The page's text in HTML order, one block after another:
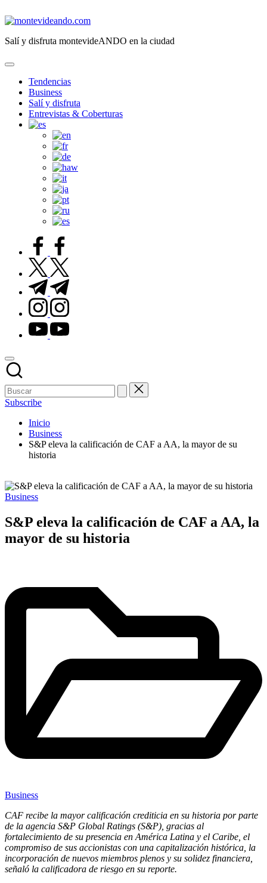
al
montevideando.com
Salí y disfruta montevideANDO en la ciudad
Tendencias
Business
Salí y disfruta
Entrevistas & Coberturas
facebook.com
twitter.com
t.me
instagram.com
youtube.com
Subscribe
Inicio
Business
S&P eleva la calificación de CAF a AA, la mayor de su
historia
Publicado
Business
S&P eleva la calificación de CAF a AA, la
mayor de su historia
Business
CAF recibe la mayor calificación crediticia en su historia por parte
de la agencia S&P Global Ratings (S&P), gracias al
fortalecimiento de su presencia en América Latina y el Caribe, el
compromiso de sus accionistas con una capitalización histórica, la
incorporación de nuevos miembros plenos y su solidez financiera,
señaló la calificadora de riesgo en su reporte.